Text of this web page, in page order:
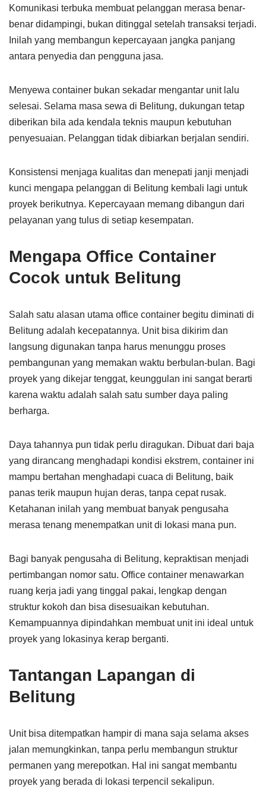
Komunikasi terbuka membuat pelanggan merasa benar-
benar didampingi, bukan ditinggal setelah transaksi terjadi.
Inilah yang membangun kepercayaan jangka panjang
antara penyedia dan pengguna jasa.
Menyewa container bukan sekadar mengantar unit lalu
selesai. Selama masa sewa di Belitung, dukungan tetap
diberikan bila ada kendala teknis maupun kebutuhan
penyesuaian. Pelanggan tidak dibiarkan berjalan sendiri.
Konsistensi menjaga kualitas dan menepati janji menjadi
kunci mengapa pelanggan di Belitung kembali lagi untuk
proyek berikutnya. Kepercayaan memang dibangun dari
pelayanan yang tulus di setiap kesempatan.
Mengapa Office Container
Cocok untuk Belitung
Salah satu alasan utama office container begitu diminati di
Belitung adalah kecepatannya. Unit bisa dikirim dan
langsung digunakan tanpa harus menunggu proses
pembangunan yang memakan waktu berbulan-bulan. Bagi
proyek yang dikejar tenggat, keunggulan ini sangat berarti
karena waktu adalah salah satu sumber daya paling
berharga.
Daya tahannya pun tidak perlu diragukan. Dibuat dari baja
yang dirancang menghadapi kondisi ekstrem, container ini
mampu bertahan menghadapi cuaca di Belitung, baik
panas terik maupun hujan deras, tanpa cepat rusak.
Ketahanan inilah yang membuat banyak pengusaha
merasa tenang menempatkan unit di lokasi mana pun.
Bagi banyak pengusaha di Belitung, kepraktisan menjadi
pertimbangan nomor satu. Office container menawarkan
ruang kerja jadi yang tinggal pakai, lengkap dengan
struktur kokoh dan bisa disesuaikan kebutuhan.
Kemampuannya dipindahkan membuat unit ini ideal untuk
proyek yang lokasinya kerap berganti.
Tantangan Lapangan di
Belitung
Unit bisa ditempatkan hampir di mana saja selama akses
jalan memungkinkan, tanpa perlu membangun struktur
permanen yang merepotkan. Hal ini sangat membantu
proyek yang berada di lokasi terpencil sekalipun.